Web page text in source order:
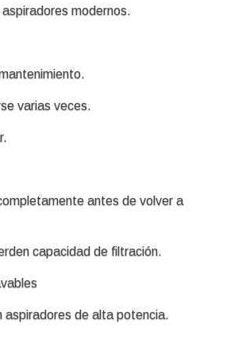
modernos.
varias veces.
antes de volver a
capacidad de filtración.
aspiradores de alta potencia.